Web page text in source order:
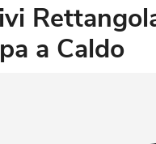
a Caldo